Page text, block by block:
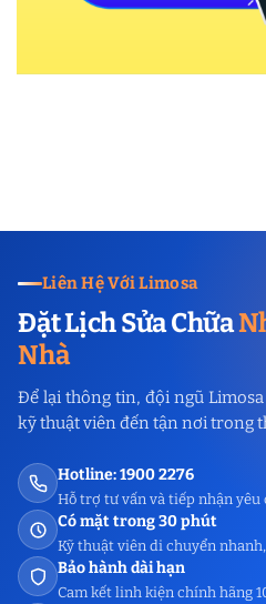
Liên Hệ Với Limosa
Đặt Lịch Sửa Chữa
Nhà
Để lại thông tin, đội ngũ
kỹ thuật viên đến tận nơi trong
Hotline: 1900 2276
Hỗ trợ tư vấn và tiếp nhận yêu
Có mặt trong 30 phút
Kỹ thuật viên di chuyển
Bảo hành dài hạn
Cam kết linh kiện chính hãng